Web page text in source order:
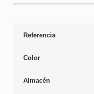
Referencia
Color
Almacén